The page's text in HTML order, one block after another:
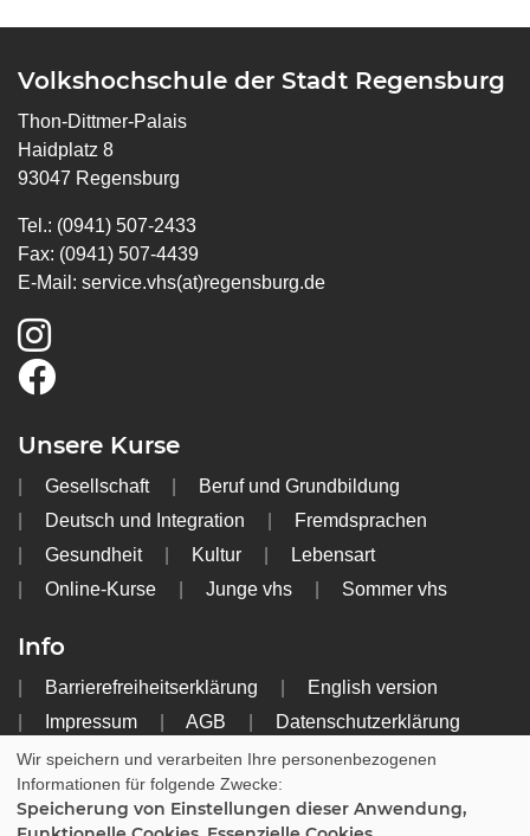
Volkshochschule der Stadt Regensburg
Thon-Dittmer-Palais
Haidplatz 8
93047 Regensburg
Tel.: (0941) 507-2433
Fax: (0941) 507-4439
E-Mail: service.vhs(at)regensburg.de
Unsere Kurse
Gesellschaft
Beruf und Grundbildung
Deutsch und Integration
Fremdsprachen
Gesundheit
Kultur
Lebensart
Online-Kurse
Junge vhs Sommer vhs
Info
Barrierefreiheitserklärung
English version
Impressum
AGB
Datenschutzerklärung
Widerrufsbelehrung
Cookie Einstellungen
Wir speichern und verarbeiten Ihre personenbezogenen
Informationen für folgende Zwecke:
Speicherung von Einstellungen dieser Anwendung,